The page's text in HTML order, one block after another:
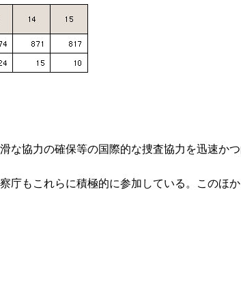
協力の確保等の国際的な捜査協力を迅速か
もこれらに積極的に参加している。このほ